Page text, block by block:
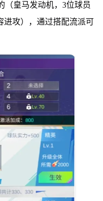
（皇马发动机，3位球员
进攻），通过搭配流派可